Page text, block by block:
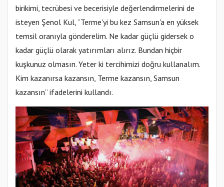
birikimi, tecrübesi ve becerisiyle değerlendirmelerini de
isteyen Şenol Kul, “Terme'yi bu kez Samsun'a en yüksek
temsil oranıyla gönderelim. Ne kadar güçlü gidersek o
kadar güçlü olarak yatırımları alırız. Bundan hiçbir
kuşkunuz olmasın. Yeter ki tercihimizi doğru kullanalım.
Kim kazanırsa kazansın, Terme kazansın, Samsun
kazansın” ifadelerini kullandı.